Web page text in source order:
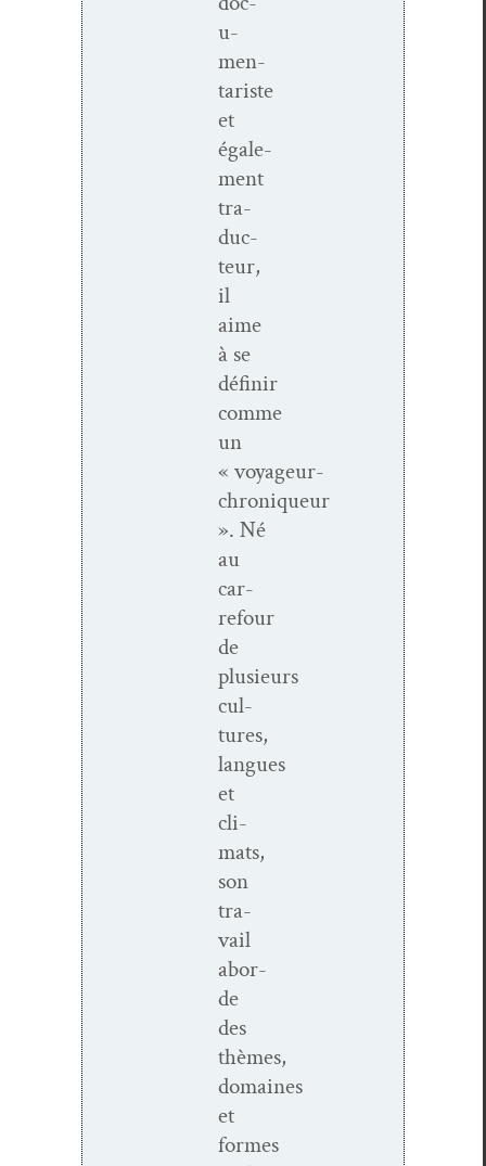
u­
men­
tariste
et
égale­
ment
tra­
duc­
teur,
il
aime
à se
définir
comme
un
« voyageur-
chroniqueur
». Né
au
car­
refour
de
plusieurs
cul­
tures,
langues
et
cli­
mats,
son
tra­
vail
abor­
de
des
thèmes,
domaines
et
formes